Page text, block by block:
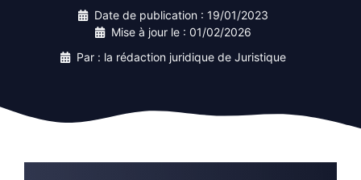
Date de publication : 19/01/2023
Mise à jour le : 01/02/2026
Par : la rédaction juridique de Juristique